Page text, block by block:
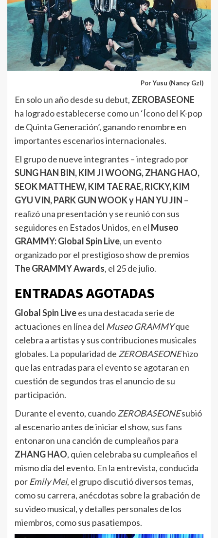
Por Yusu (Nancy Gzl)
En solo un año desde su debut, ZEROBASEONE
ha logrado establecerse como un ‘Ícono del K-pop
de Quinta Generación’, ganando renombre en
importantes escenarios internacionales.
El grupo de nueve integrantes – integrado por
SUNG HAN BIN, KIM JI WOONG, ZHANG HAO,
SEOK MATTHEW, KIM TAE RAE, RICKY, KIM
GYU VIN, PARK GUN WOOK y HAN YU JIN –
realizó una presentación y se reunió con sus
seguidores en Estados Unidos, en el Museo
GRAMMY: Global Spin Live, un evento
organizado por el prestigioso show de premios
The GRAMMY Awards, el 25 de julio.
ENTRADAS AGOTADAS
Global Spin Livees una destacada serie de
actuaciones en línea del Museo GRAMMYque
celebra a artistas y sus contribuciones musicales
globales. La popularidad de ZEROBASEONEhizo
que las entradas para el evento se agotaran en
cuestión de segundos tras el anuncio de su
participación.
Durante el evento, cuandoZEROBASEONEsubió
al escenario antes de iniciar el show, sus fans
entonaron una canción de cumpleaños para
ZHANG HAO, quien celebraba su cumpleaños el
mismo día del evento. En la entrevista, conducida
por Emily Mei, el grupo discutió diversos temas,
como su carrera, anécdotas sobre la grabación de
su video musical, y detalles personales de los
miembros, como sus pasatiempos.